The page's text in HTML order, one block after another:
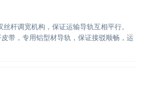
杆调宽机构，保证运输导轨互相平行。
带，专用铝型材导轨，保证接驳顺畅，运